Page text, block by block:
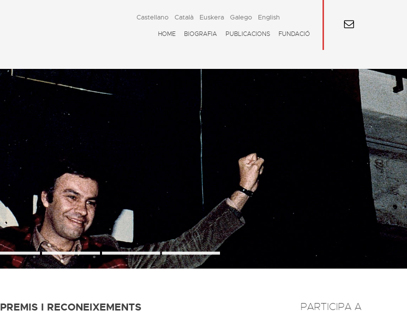
HOME BIOGRAFIA PUBLICACIONS FUNDACIÓ
Castellano Català Euskera Galego English
PREMIS I RECONEIXEMENTS PARTICIPA A